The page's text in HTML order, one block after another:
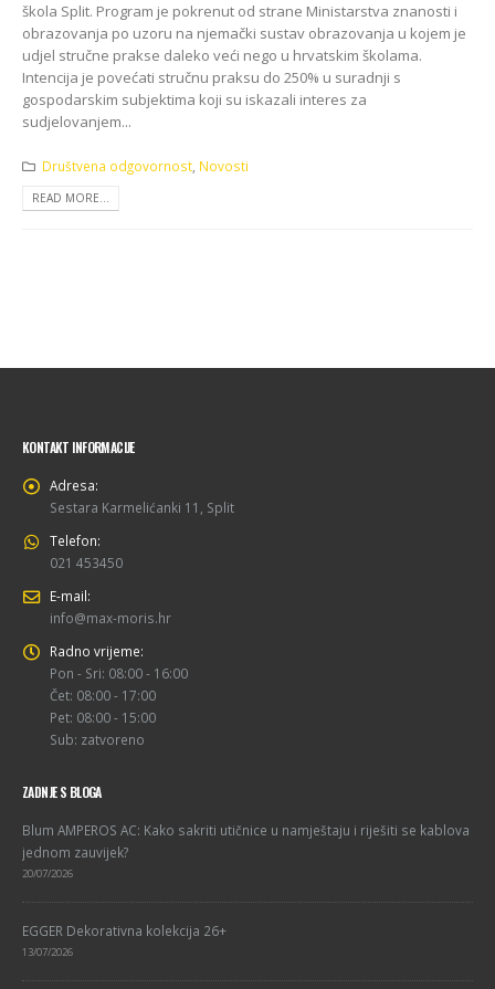
škola Split. Program je pokrenut od strane Ministarstva znanosti i
obrazovanja po uzoru na njemački sustav obrazovanja u kojem je
udjel stručne prakse daleko veći nego u hrvatskim školama.
Intencija je povećati stručnu praksu do 250% u suradnji s
gospodarskim subjektima koji su iskazali interes za
sudjelovanjem...
Društvena odgovornost, Novosti
READ MORE...
KONTAKT INFORMACIJE
Adresa:
Sestara Karmelićanki 11, Split
Telefon:
021 453450
E-mail:
info@max-moris.hr
Radno vrijeme:
Pon - Sri: 08:00 - 16:00
Čet: 08:00 - 17:00
Pet: 08:00 - 15:00
Sub: zatvoreno
ZADNJE S BLOGA
Blum AMPEROS AC: Kako sakriti utičnice u namještaju i riješiti se kablova
jednom zauvijek?
20/07/2026
EGGER Dekorativna kolekcija 26+
13/07/2026